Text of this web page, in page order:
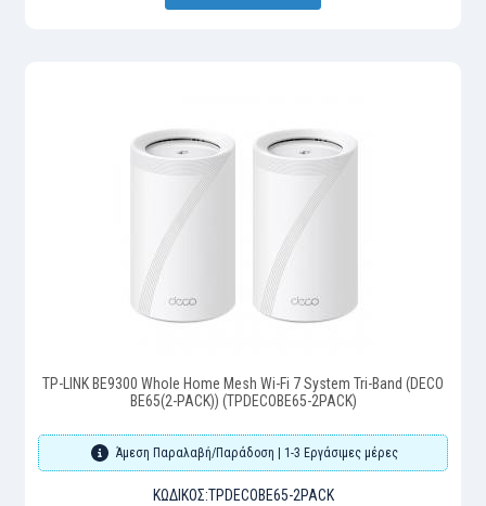
TP-LINK BE9300 Whole Home Mesh Wi-Fi 7 System Tri-Band (DECO
BE65(2-PACK)) (TPDECOBE65-2PACK)
Άμεση Παραλαβή/Παράδοση | 1-3 Εργάσιμες μέρες
ΚΩΔΙΚΌΣ:TPDECOBE65-2PACK